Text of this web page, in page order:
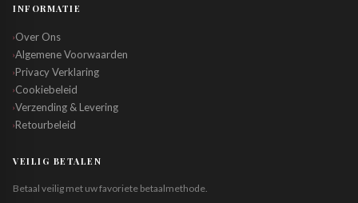
INFORMATIE
›Over Ons
›Algemene Voorwaarden
›Privacy Verklaring
›Cookiebeleid
›Verzending & Levering
›Retourbeleid
VEILIG BETALEN
Betaal veilig met uw favoriete betaalmethode.